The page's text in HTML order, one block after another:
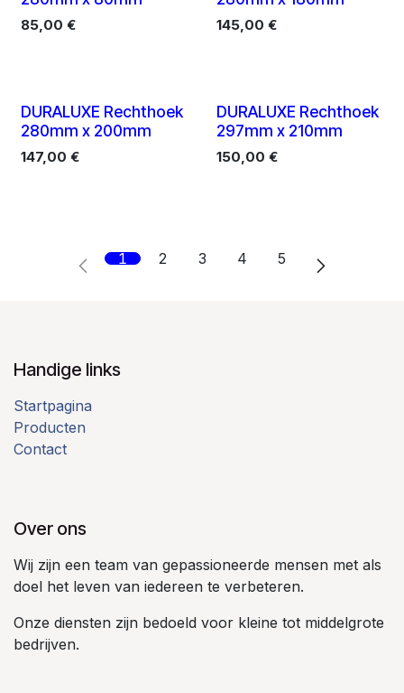
85,00 € 145,00 €
10 X
DURALUXE Rechthoek
280mm x 200mm
147,00 €
10 X
DURALUXE Rechthoek
297mm x 210mm
150,00 €
1 2 3 4 5
Handige links
Startpagina
Producten
Contact
Over ons
Wij zijn een team van gepassioneerde mensen met als
doel het leven van iedereen te verbeteren.
Onze diensten zijn bedoeld voor kleine tot middelgrote
bedrijven.